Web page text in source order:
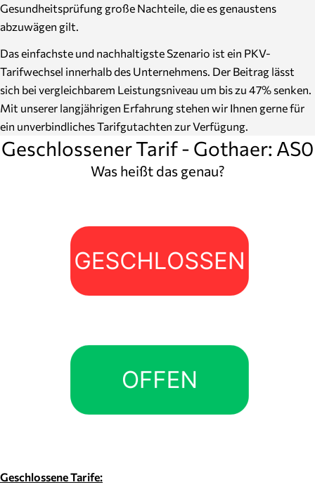
Gesundheitsprüfung große Nachteile, die es genaustens
abzuwägen gilt.
Das einfachste und nachhaltigste Szenario ist ein PKV-
Tarifwechsel innerhalb des Unternehmens. Der Beitrag lässt
sich bei vergleichbarem Leistungsniveau um bis zu 47% senken.
Mit unserer langjährigen Erfahrung stehen wir Ihnen gerne für
ein unverbindliches Tarifgutachten zur Verfügung.
Geschlossener Tarif - Gothaer: AS0
Was heißt das genau?
Geschlossene Tarife: